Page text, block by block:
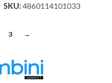
SKU: 4860114101033
3 →